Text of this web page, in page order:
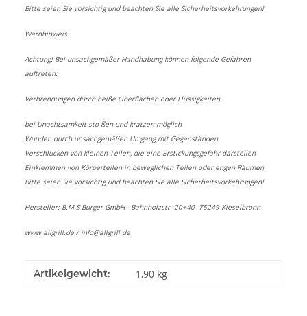
Bitte seien Sie vorsichtig und beachten Sie alle Sicherheitsvorkehrungen!
Warnhinweis:
Achtung! Bei unsachgemäßer Handhabung können folgende Gefahren
auftreten:
Verbrennungen durch heiße Oberflächen oder Flüssigkeiten
bei Unachtsamkeit sto ßen und kratzen möglich
Wunden durch unsachgemäßen Umgang mit Gegenständen
Verschlucken von kleinen Teilen, die eine Erstickungsgefahr darstellen
Einklemmen von Körperteilen in beweglichen Teilen oder engen Räumen
Bitte seien Sie vorsichtig und beachten Sie alle Sicherheitsvorkehrungen!
Hersteller: B.M.S-Burger GmbH - Bahnholzstr. 20+40 -75249 Kieselbronn
www.allgrill.de / info@allgrill.de
Artikelgewicht: 1,90 kg